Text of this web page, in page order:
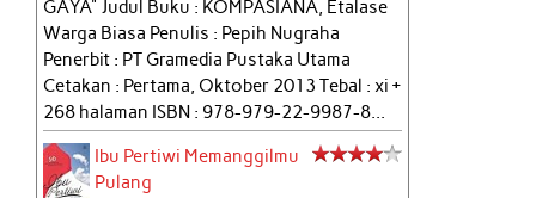
GAYA" Judul Buku : KOMPASIANA, Etalase
Warga Biasa Penulis : Pepih Nugraha
Penerbit : PT Gramedia Pustaka Utama
Cetakan : Pertama, Oktober 2013 Tebal : xi +
268 halaman ISBN : 978-979-22-9987-8...
Ibu Pertiwi Memanggilmu
Pulang